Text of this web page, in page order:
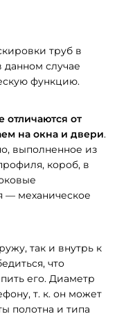
труб в
данном случае
функцию.
отличаются от
на окна и двери.
выполненное из
короб, в
— механическое
так и внутрь к
что
его. Диаметр
т. к. он может
полотна и типа